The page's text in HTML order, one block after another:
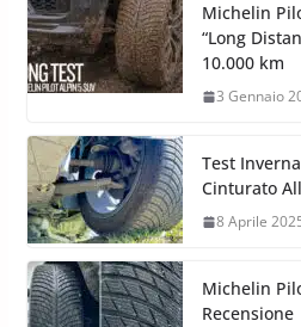
Michelin
“Long
10.000 km
3 Gennaio
Test
Cinturato
8 Aprile
Michelin
Recensione